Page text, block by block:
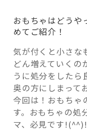
「モノ」
fleXe
「ひと」
協賛・
おもちゃはどうや
めてご紹介！
気が付くと小さな
どん増えていく
うに処分をしたら
奥の方にしまって
今回は！おもちゃ
す。おもちゃの処
マ、必見です!(^^)!